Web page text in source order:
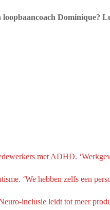
Dominique?
met ADHD.
‘We hebben zelfs een
inclusie leidt tot meer